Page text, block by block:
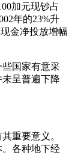
加元现钞占
年的23%升
金净投放增幅
国家有意采
呈普遍下降
重要意义。
各种地下经